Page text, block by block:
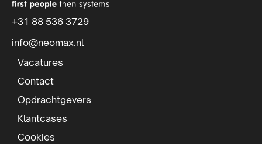
t
e
o
o
t
+31 88 536 3729
info@neomax.nl
Vacatures
Contact
Opdrachtgevers
Klantcases
Cookies